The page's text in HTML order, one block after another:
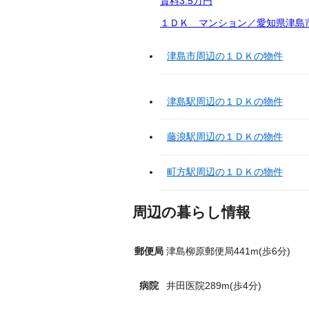
１ＤＫ マンション／愛知県津島
津島市周辺の１ＤＫの物件
津島駅周辺の１ＤＫの物件
藤浪駅周辺の１ＤＫの物件
町方駅周辺の１ＤＫの物件
周辺の暮らし情報
郵便局 津島柳原郵便局441m(歩6分)
病院 井田医院289m(歩4分)